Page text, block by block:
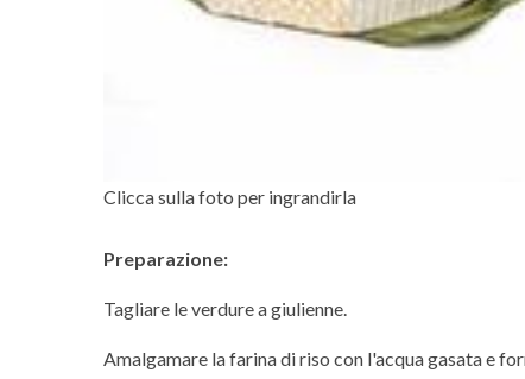
Clicca sulla foto per ingrandirla
Preparazione:
Tagliare le verdure a giulienne.
Amalgamare la farina di riso con l'acqua gasata e